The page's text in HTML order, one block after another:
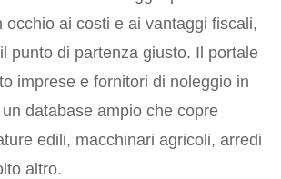
occhio ai costi e ai vantaggi fiscali,
punto di partenza giusto. Il portale
imprese e fornitori di noleggio in
database ampio che copre
edili, macchinari agricoli, arredi
altro.